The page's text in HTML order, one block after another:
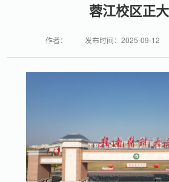
蓉江校区正
作者： 发布时间：2025-09-12